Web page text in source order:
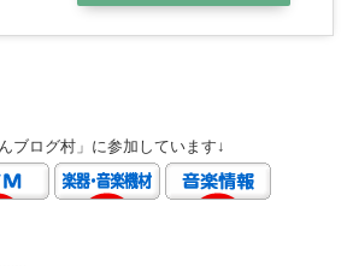
ブログ村」に参加しています↓